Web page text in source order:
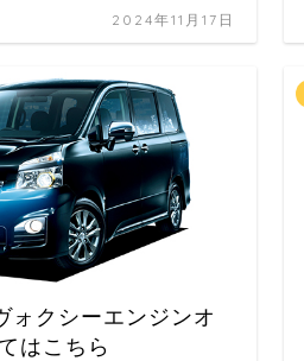
2024年11月17日
ォクシーエンジンオ
はこちら